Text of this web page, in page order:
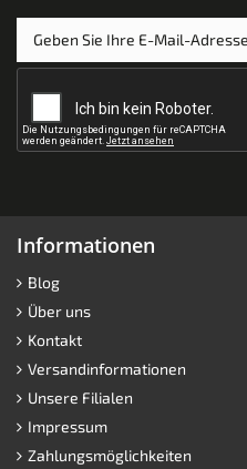
Informationen
Blog
Über uns
Kontakt
Versandinformationen
Unsere Filialen
Impressum
Zahlungsmöglichkeiten